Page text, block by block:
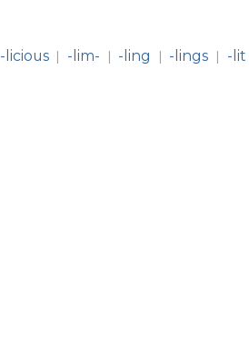
-licious -lim- -ling -lings -lit